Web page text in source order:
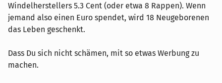
Windelherstellers 5.3 Cent (oder etwa 8 Rappen). Wenn
jemand also einen Euro spendet, wird 18 Neugeborenen
das Leben geschenkt.
Dass Du sich nicht schämen, mit so etwas Werbung zu
machen.